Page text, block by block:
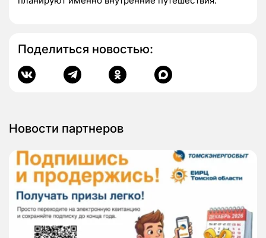
Поделиться новостью:
Новости партнеров